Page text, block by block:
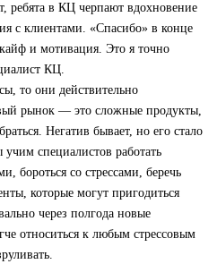
ребята в КЦ черпают вдохновение
с клиентами. «Спасибо» в конце
и мотивация. Это я точно
КЦ.
то они действительно
рынок — это сложные продукты,
Негатив бывает, но его стало
специалистов работать
бороться со стрессами, беречь
которые могут пригодиться
через полгода новые
относиться к любым стрессовым